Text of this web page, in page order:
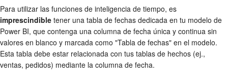
Para utilizar las funciones de inteligencia de tiempo, es
imprescindible tener una tabla de fechas dedicada en tu modelo de
Power BI, que contenga una columna de fecha única y continua sin
valores en blanco y marcada como "Tabla de fechas" en el modelo.
Esta tabla debe estar relacionada con tus tablas de hechos (ej.,
ventas, pedidos) mediante la columna de fecha.